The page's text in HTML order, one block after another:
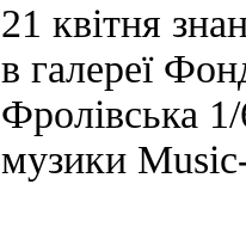
21 квітня
в галереї
Фролівська
музики